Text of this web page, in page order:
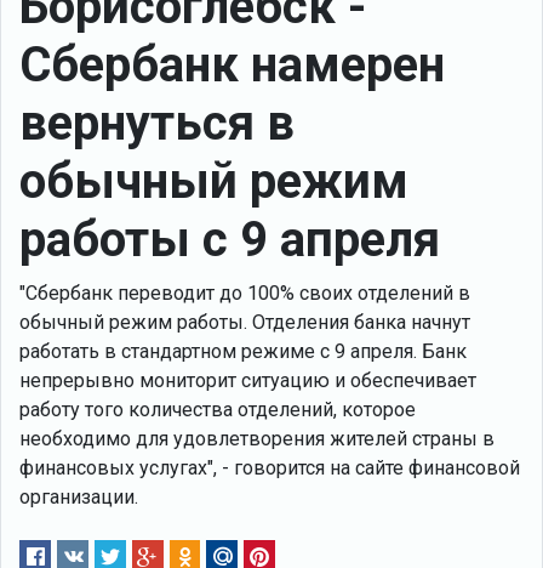
Сбербанк намерен
вернуться в
обычный режим
работы с 9 апреля
"Сбербанк переводит до 100% своих отделений в
обычный режим работы. Отделения банка начнут
работать в стандартном режиме с 9 апреля. Банк
непрерывно мониторит ситуацию и обеспечивает
работу того количества отделений, которое
необходимо для удовлетворения жителей страны в
финансовых услугах", - говорится на сайте финансовой
организации.